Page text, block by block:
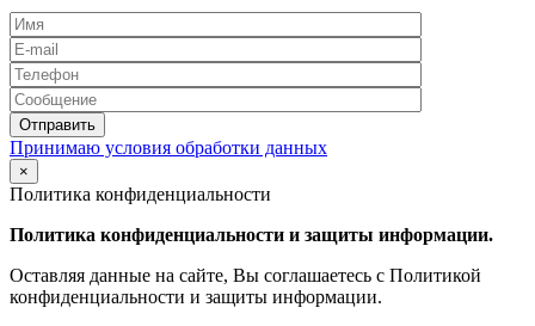
Принимаю условия обработки данных
×
Политика конфиденциальности
Политика конфиденциальности и защиты информации.
Оставляя данные на сайте, Вы соглашаетесь с Политикой
конфиденциальности и защиты информации.